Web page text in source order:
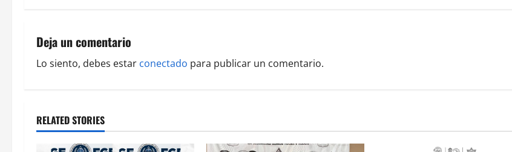
n
a
i
g
Deja un comentario
Lo siento, debes estar conectado para publicar un comentario.
RELATED STORIES